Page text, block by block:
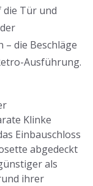
Tür und
die Beschläge
Ausführung.
Klinke
Einbauschloss
abgedeckt
als
ihrer